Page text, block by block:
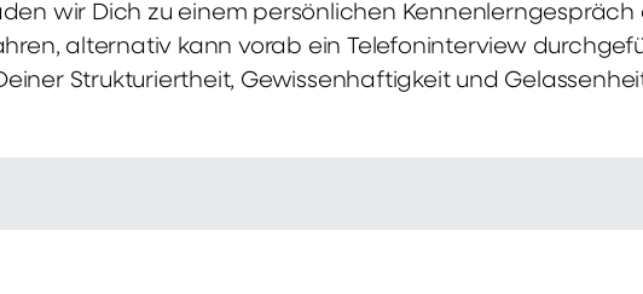
wir Dich zu einem persönlichen Kennenlerngespräch
alternativ kann vorab ein Telefoninterview
Strukturiertheit, Gewissenhaftigkeit und